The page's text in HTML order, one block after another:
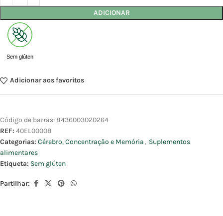
ADICIONAR
Sem glúten
Adicionar aos favoritos
Código de barras:8436003020264
REF: 40EL00008
Categorias: Cérebro, Concentração e Memória , Suplementos
alimentares
Etiqueta: Sem glúten
Partilhar: